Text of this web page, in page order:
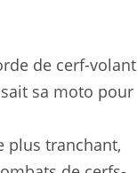
de cerf-volant
sa moto pour